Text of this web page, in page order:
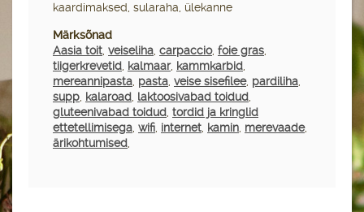
kaardimaksed, sularaha, ülekanne
Märksõnad
Aasia toit, veiseliha, carpaccio, foie gras,
tiigerkrevetid, kalmaar, kammkarbid,
mereannipasta, pasta, veise sisefilee, pardiliha,
supp, kalaroad, laktoosivabad toidud,
gluteenivabad toidud, tordid ja kringlid
ettetellimisega, wifi, internet, kamin, merevaade,
ärikohtumised,